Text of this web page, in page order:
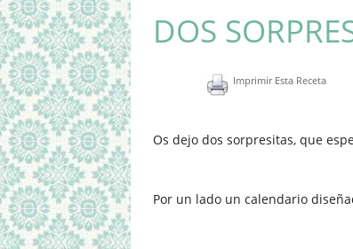
DOS
Imprimir Esta Receta
Os dejo dos sorpresitas, que
Por un lado un calendario